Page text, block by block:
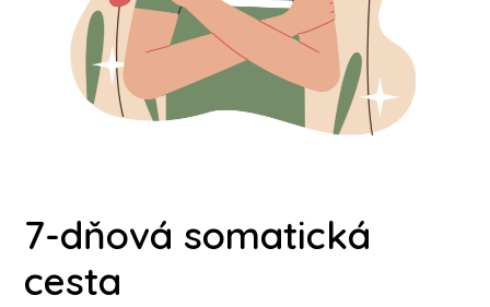
7-dňová somatická
cesta